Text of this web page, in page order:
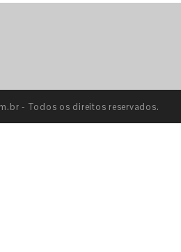
- Todos os direitos reservados.